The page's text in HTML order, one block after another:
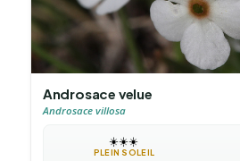
Androsace velue
Androsace villosa
☀️☀️☀️
PLEIN SOLEIL